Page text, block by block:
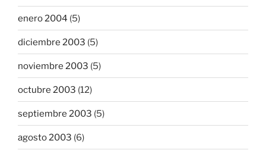
enero 2004 (5)
diciembre 2003 (5)
noviembre 2003 (5)
octubre 2003 (12)
septiembre 2003 (5)
agosto 2003 (6)